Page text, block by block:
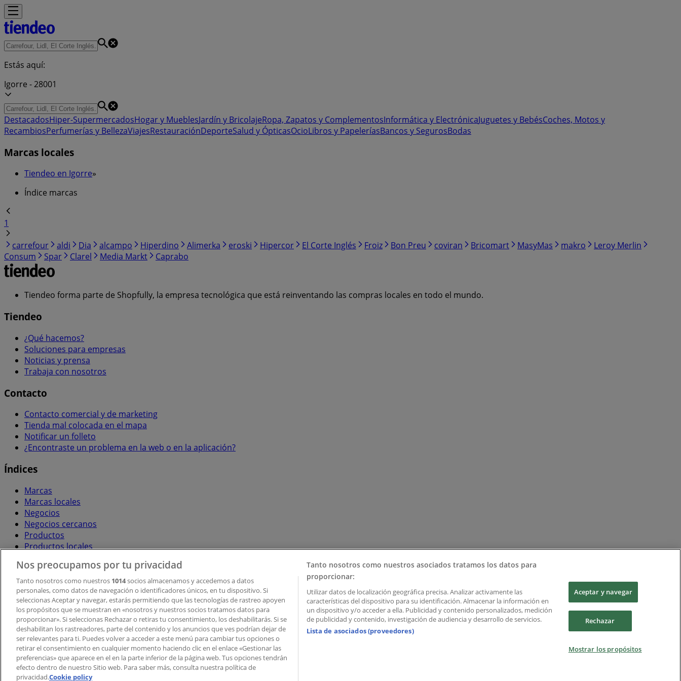
Estás aquí:
Igorre - 28001
DestacadosHiper-SupermercadosHogar y MueblesJardín y BricolajeRopa, Zapatos y ComplementosInformática y ElectrónicaJuguetes y BebésCoches, Motos y
RecambiosPerfumerías y BellezaViajesRestauraciónDeporteSalud y ÓpticasOcioLibros y PapeleríasBancos y SegurosBodas
Marcas locales
Tiendeo en Igorre»
Índice marcas
1
carrefour
aldi Dia alcampo Hiperdino Alimerka eroski Hipercor El Corte Inglés Froiz Bon Preu coviran Bricomart MasyMas makro
Leroy Merlin
Consum
Spar Clarel Media Markt Caprabo
Tiendeo forma parte de Shopfully, la empresa tecnológica que está reinventando las compras locales en todo el mundo.
Tiendeo
¿Qué hacemos?
Soluciones para empresas
Noticias y prensa
Trabaja con nosotros
Contacto
Contacto comercial y de marketing
Tienda mal colocada en el mapa
Notificar un folleto
¿Encontraste un problema en la web o en la aplicación?
Índices
Marcas
Marcas locales
Negocios
Negocios cercanos
Productos
Productos locales
Descargar la APP Tiendeo
Copyright © Tiendeo ® 2026 · Shopfully Marketing S.L.U. – Palau de Mar – 08039 Barcelona, Spain
Términos y condicionesPolítica de privacidad
Nos preocupamos por tu privacidad
Tanto nosotros como nuestros 1014socios almacenamos y accedemos a datos
personales, como datos de navegación o identificadores únicos, en tu dispositivo. Si
seleccionas Aceptar y navegar, estarás permitiendo que las tecnologías de rastreo apoyen
los propósitos que se muestran en «nosotros y nuestros socios tratamos datos para
proporcionar». Si seleccionas Rechazar o retiras tu consentimiento, los deshabilitarás. Si se
deshabilitan los rastreadores, parte del contenido y los anuncios que ves podrían dejar de
ser relevantes para ti. Puedes volver a acceder a este menú para cambiar tus opciones o
retirar el consentimiento en cualquier momento haciendo clic en el enlace «Gestionar las
preferencias» que aparece en el en la parte inferior de la página web. Tus opciones tendrán
efecto dentro de nuestro Sitio web. Para saber más, consulta nuestra política de
privacidad.Cookie policy
Tanto nosotros como nuestros asociados tratamos los datos para
proporcionar:
Utilizar datos de localización geográfica precisa. Analizar activamente las
características del dispositivo para su identificación. Almacenar la información en
un dispositivo y/o acceder a ella. Publicidad y contenido personalizados, medición
de publicidad y contenido, investigación de audiencia y desarrollo de servicios.
Lista de asociados (proveedores)
Aceptar y navegar
Rechazar
Mostrar los propósitos